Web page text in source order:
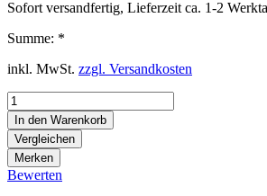
Sofort versandfertig, Lieferzeit ca. 1-2
Summe: *
inkl. MwSt. zzgl. Versandkosten
In den Warenkorb
Vergleichen
Merken
Bewerten